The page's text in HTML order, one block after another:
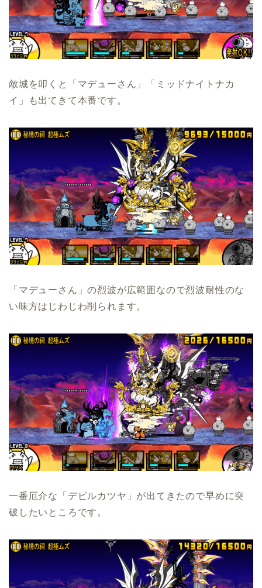
敵城を叩くと「マデューさん」「ミッドナイトナカ
イ」も出てきて本番です。
「マデューさん」の烈波が広範囲なので烈波耐性のな
い味方はじわじわ削られます。
一番厄介な「デビルカツヤ」が出てきたので早めに突
破したいところです。